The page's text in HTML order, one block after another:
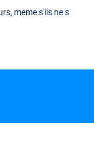
meme s'ils ne s